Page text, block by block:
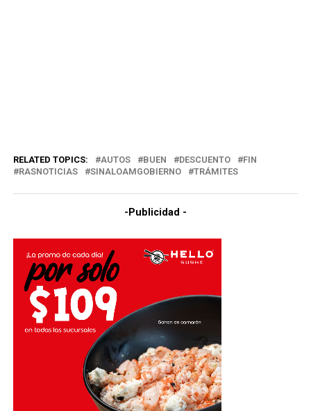
RELATED TOPICS: AUTOS BUEN DESCUENTO
FIN
RASNOTICIAS
SINALOAMGOBIERNO TRÁMITES
-Publicidad -